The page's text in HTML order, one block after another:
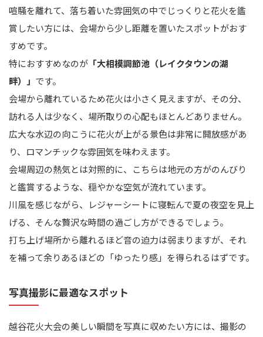
喧騒を離れて、落ち着いた雰囲気の中でじっくりと花火を鑑
賞したい方には、会場から少し距離を置いたスポットがおす
すめです。
特におすすめなのが 「大相模調節池（レイクタウンの湖
畔）」 です。
会場から離れているため花火は小さく見えますが、その分、
訪れる人は少なく、場所取りの心配もほとんどありません。
広大な水辺の向こうに花火が上がる景色は非常に開放感があ
り、ロマンチックな雰囲気を味わえます。
会場周辺の熱気とは対照的に、こちらは地元の方がのんびり
と鑑賞するような、穏やかな空気が流れています。
川風を感じながら、レジャーシートに寝転んで夏の夜空を見上
げる、そんな贅沢な時間の過ごし方ができるでしょう。
打ち上げ場所から離れるほど音の迫力は弱まりますが、それ
を補って余りあるほどの「ゆったり感」を得られるはずです。
写真撮影に最適なスポット
越谷花火大会の美しい瞬間を写真に収めたい方には、撮影の